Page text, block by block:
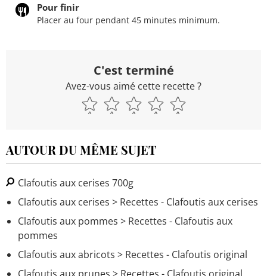
Pour finir
Placer au four pendant 45 minutes minimum.
C'est terminé
Avez-vous aimé cette recette ?
AUTOUR DU MÊME SUJET
Clafoutis aux cerises 700g
Clafoutis aux cerises > Recettes - Clafoutis aux cerises
Clafoutis aux pommes > Recettes - Clafoutis aux
pommes
Clafoutis aux abricots > Recettes - Clafoutis original